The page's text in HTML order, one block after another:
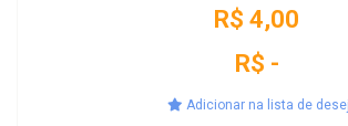
R$ 4,00
R$ -
Adicionar na lista de